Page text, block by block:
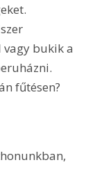
vagy bukik a
fűtésen?